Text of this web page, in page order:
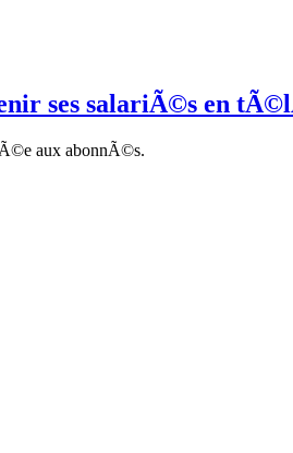
ses salariÃ©s en
aux abonnÃ©s.